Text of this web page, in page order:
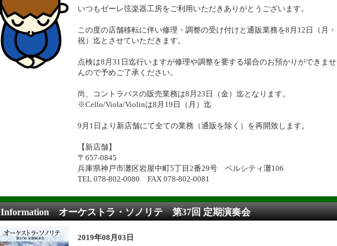
いつもゼーレ弦楽器工房をご利用いただきありがとうございます。
この度の店舗移転に伴い修理・調整の受け付けと通販業務を8月12日（月・
祝）迄とさせていただきます。
点検は8月31日迄行いますが修理や調整を要する場合のお預かりができませ
んので予めご了承ください。
尚、コントラバスの販売業務は8月23日（金）迄となります。
※Cello/Viola/Violinは8月19日（月）迄
9月1日より新店舗にて全ての業務（通販を除く）を再開致します。
【新店舗】
〒657-0845
兵庫県神戸市灘区岩屋中町5丁目2番29号 ベルシティ灘106
TEL 078-802-0080 FAX 078-802-0081
Information オーケストラ・ソノリテ 第37回 定期演奏会
2019年08月03日